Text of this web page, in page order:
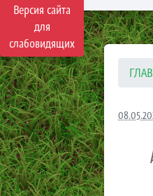
Версия сайта
для
слабовидящих